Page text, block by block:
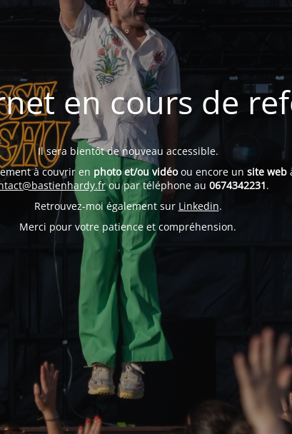
en cours de
Il sera bientôt de nouveau accessible.
à couvrir en photo et/ou vidéoou encore un site web
ou par téléphone au 0674342231.
Retrouvez-moi également sur Linkedin.
Merci pour votre patience et compréhension.